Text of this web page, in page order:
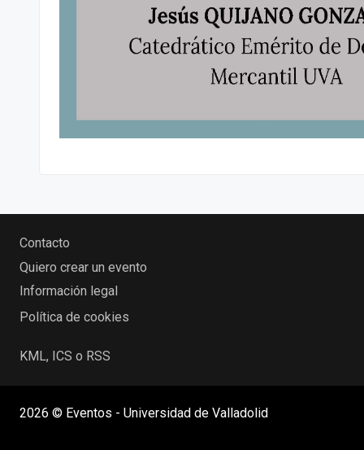
Contacto
Quiero crear un evento
Información legal
Política de cookies
KML, ICS o RSS
2026 © Eventos - Universidad de Valladolid